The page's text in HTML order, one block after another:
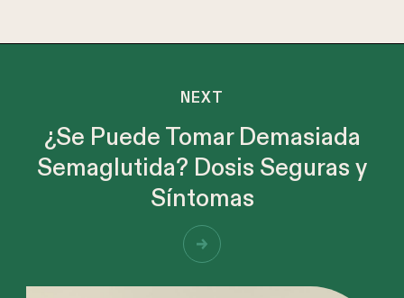
NEXT
¿Se Puede Tomar Demasiada
Semaglutida? Dosis Seguras y
Síntomas